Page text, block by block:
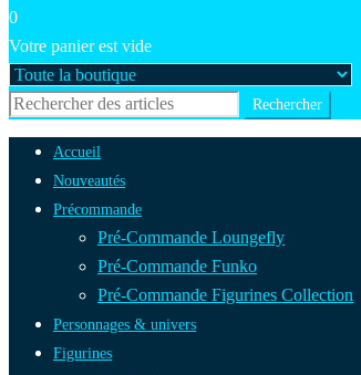
0
Votre panier est vide
Accueil
Nouveautés
Précommande
Pré-Commande Loungefly
Pré-Commande Funko
Pré-Commande Figurines Collection
Personnages & univers
Figurines